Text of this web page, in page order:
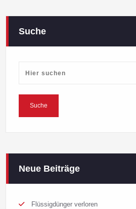
Suche
Neue Beiträge
Flüssigdünger verloren